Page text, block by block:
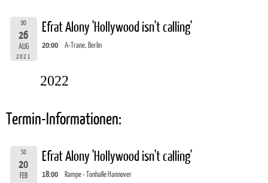
DO
26
AUG
2021
Efrat Alony 'Hollywood isn't calling'
20:00 A-Trane, Berlin
2022
Termin-Informationen:
SO
20
FEB
Efrat Alony 'Hollywood isn't calling'
18:00 Rampe - Tonhalle Hannover